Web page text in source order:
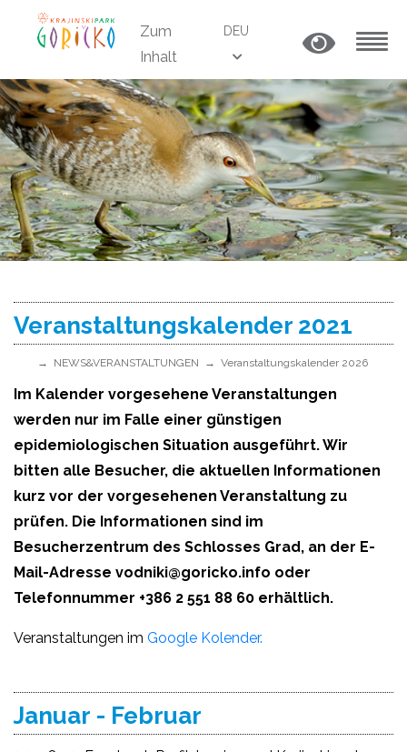
Zum
Inhalt
DEU
Veranstaltungskalender 2021
NEWS&VERANSTALTUNGEN Veranstaltungskalender 2026
Im Kalender vorgesehene Veranstaltungen
werden nur im Falle einer günstigen
epidemiologischen Situation ausgeführt. Wir
bitten alle Besucher, die aktuellen Informationen
kurz vor der vorgesehenen Veranstaltung zu
prüfen. Die Informationen sind im
Besucherzentrum des Schlosses Grad, an der E-
Mail-Adresse vodniki@goricko.info oder
Telefonnummer +386 2 551 88 60 erhältlich.
Veranstaltungen im Google Kolender.
Januar - Februar